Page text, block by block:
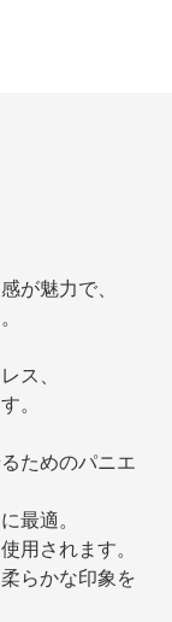
が魅力で、
ス、
。
ためのパニエ
最適。
用されます。
らかな印象を